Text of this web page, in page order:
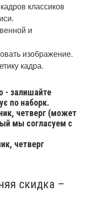
классиков
и
изображение.
кадра.
- залишайте
по наборк.
четверг (может
мы согласуем с
четверг
скидка –